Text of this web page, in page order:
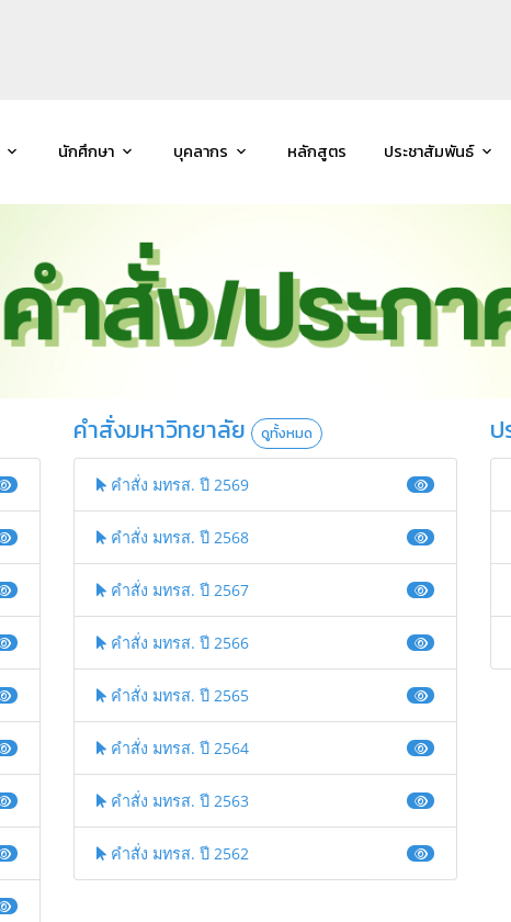
นักศึกษา บุคลากร หลักสูตร ประชาสัมพันธ์
คำสั่งมหาวิทยาลัย ดูทั้งหมด
คำสั่ง มทรส. ปี 2569
คำสั่ง มทรส. ปี 2568
คำสั่ง มทรส. ปี 2567
คำสั่ง มทรส. ปี 2566
คำสั่ง มทรส. ปี 2565
คำสั่ง มทรส. ปี 2564
คำสั่ง มทรส. ปี 2563
คำสั่ง มทรส. ปี 2562
ป